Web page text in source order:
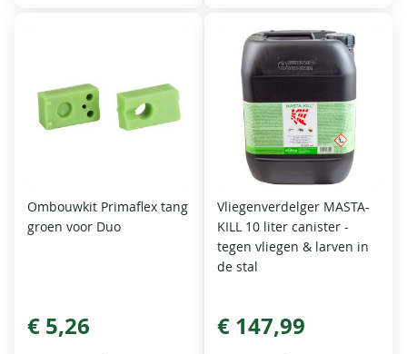
Ombouwkit Primaflex tang
groen voor Duo
€ 5,26
Vliegenverdelger MASTA-
KILL 10 liter canister -
tegen vliegen & larven in
de stal
€ 147,99